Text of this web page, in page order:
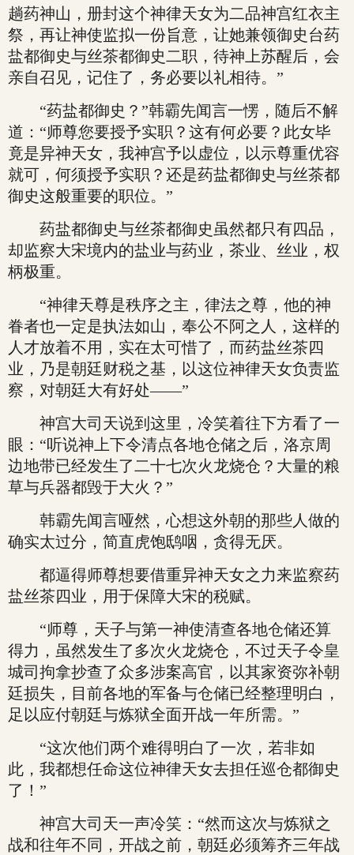
趟药神山，册封这个神律天女为二品神宫红衣主
祭，再让神使监拟一份旨意，让她兼领御史台药
盐都御史与丝茶都御史二职，待神上苏醒后，会
亲自召见，记住了，务必要以礼相待。”
“药盐都御史？”韩霸先闻言一愣，随后不解
道：“师尊您要授予实职？这有何必要？此女毕
竟是异神天女，我神宫予以虚位，以示尊重优容
就可，何须授予实职？还是药盐都御史与丝茶都
御史这般重要的职位。”
药盐都御史与丝茶都御史虽然都只有四品，
却监察大宋境内的盐业与药业，茶业、丝业，权
柄极重。
“神律天尊是秩序之主，律法之尊，他的神
眷者也一定是执法如山，奉公不阿之人，这样的
人才放着不用，实在太可惜了，而药盐丝茶四
业，乃是朝廷财税之基，以这位神律天女负责监
察，对朝廷大有好处——”
神宫大司天说到这里，冷笑着往下方看了一
眼：“听说神上下令清点各地仓储之后，洛京周
边地带已经发生了二十七次火龙烧仓？大量的粮
草与兵器都毁于大火？”
韩霸先闻言哑然，心想这外朝的那些人做的
确实太过分，简直虎饱鸱咽，贪得无厌。
都逼得师尊想要借重异神天女之力来监察药
盐丝茶四业，用于保障大宋的税赋。
“师尊，天子与第一神使清查各地仓储还算
得力，虽然发生了多次火龙烧仓，不过天子令皇
城司拘拿抄查了众多涉案高官，以其家资弥补朝
廷损失，目前各地的军备与仓储已经整理明白，
足以应付朝廷与炼狱全面开战一年所需。”
“这次他们两个难得明白了一次，若非如
此，我都想任命这位神律天女去担任巡仓都御史
了！”
神宫大司天一声冷笑：“然而这次与炼狱之
战和往年不同，开战之前，朝廷必须筹齐三年战